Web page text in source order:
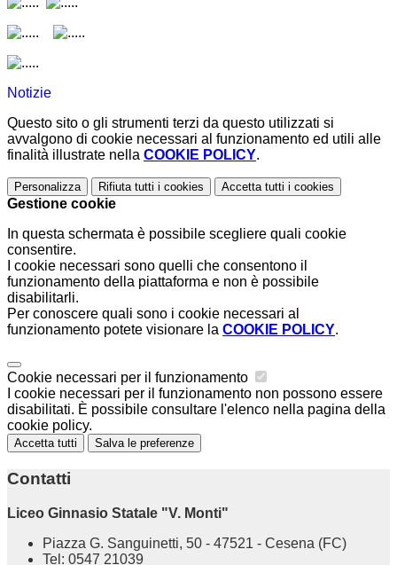
Notizie
Questo sito o gli strumenti terzi da questo utilizzati si
avvalgono di cookie necessari al funzionamento ed utili alle
finalità illustrate nella COOKIE POLICY.
Personalizza Rifiuta tutti i cookies Accetta tutti i cookies
Gestione cookie
In questa schermata è possibile scegliere quali cookie
consentire.
I cookie necessari sono quelli che consentono il
funzionamento della piattaforma e non è possibile
disabilitarli.
Per conoscere quali sono i cookie necessari al
funzionamento potete visionare la COOKIE POLICY.
Cookie necessari per il funzionamento
I cookie necessari per il funzionamento non possono essere
disabilitati. È possibile consultare l'elenco nella pagina della
cookie policy.
Accetta tutti Salva le preferenze
Contatti
Liceo Ginnasio Statale "V. Monti"
Piazza G. Sanguinetti, 50 - 47521 - Cesena (FC)
Tel: 0547 21039